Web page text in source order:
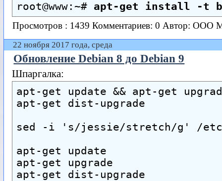
root@www:~# apt-get install -t
Просмотров : 1439 Комментариев: 0 Автор: ООО
22 ноября 2017 года, среда
Обновление Debian 8 до Debian 9
Шпаргалка:
apt-get update && apt-get
apt-get dist-upgrade
sed -i 's/jessie/stretch/g' /
apt-get update
apt-get upgrade
apt-get dist-upgrade